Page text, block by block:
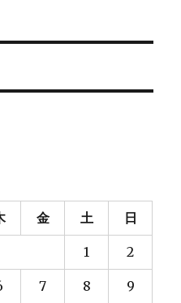
金 土 日
1 2
7 8 9